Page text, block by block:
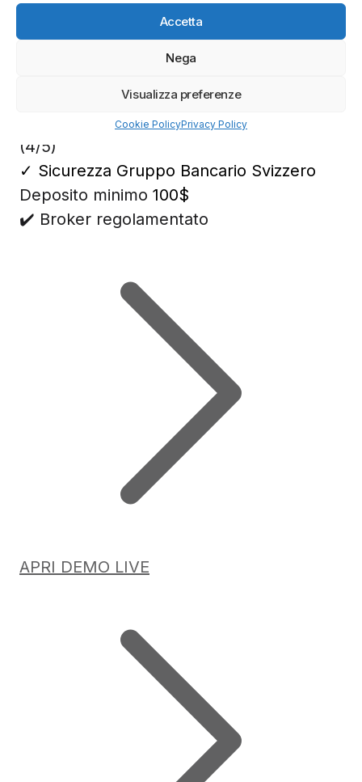
Accetta
Nega
Visualizza preferenze
Cookie PolicyPrivacy Policy
prossimi mesi
Migliori Piattaforme di Trading
(4/5)
✓ Sicurezza Gruppo Bancario Svizzero
Deposito minimo 100$
✔️ Broker regolamentato
APRI DEMO LIVE